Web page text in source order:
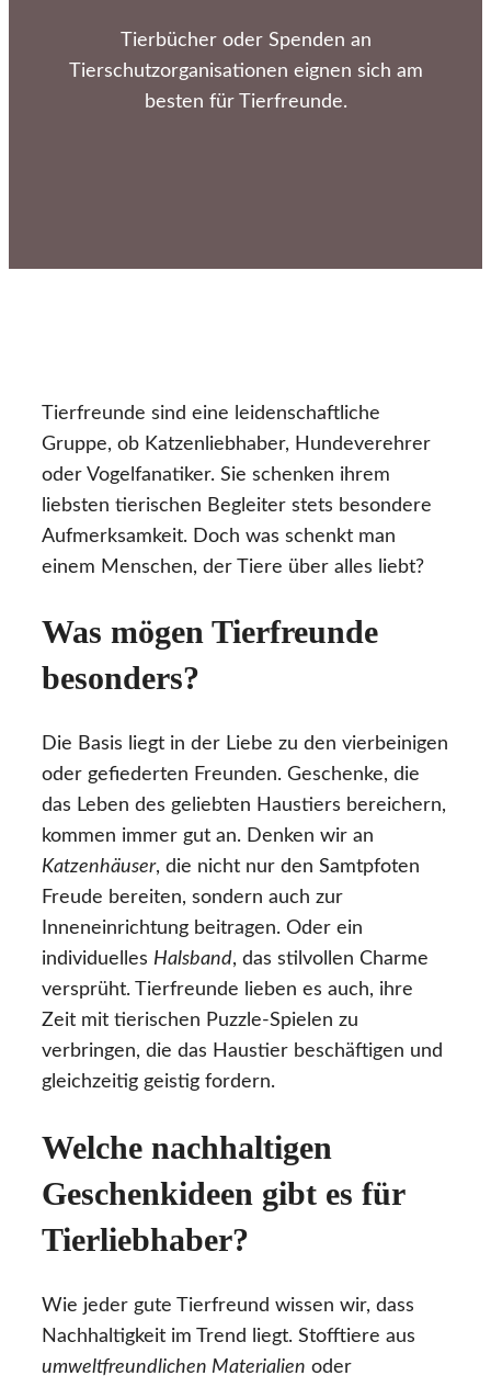
Tierbücher oder Spenden an
Tierschutzorganisationen eignen sich am
besten für Tierfreunde.
Tierfreunde sind eine leidenschaftliche
Gruppe, ob Katzenliebhaber, Hundeverehrer
oder Vogelfanatiker. Sie schenken ihrem
liebsten tierischen Begleiter stets besondere
Aufmerksamkeit. Doch was schenkt man
einem Menschen, der Tiere über alles liebt?
Was mögen Tierfreunde
besonders?
Die Basis liegt in der Liebe zu den vierbeinigen
oder gefiederten Freunden. Geschenke, die
das Leben des geliebten Haustiers bereichern,
kommen immer gut an. Denken wir an
Katzenhäuser, die nicht nur den Samtpfoten
Freude bereiten, sondern auch zur
Inneneinrichtung beitragen. Oder ein
individuelles Halsband, das stilvollen Charme
versprüht. Tierfreunde lieben es auch, ihre
Zeit mit tierischen Puzzle-Spielen zu
verbringen, die das Haustier beschäftigen und
gleichzeitig geistig fordern.
Welche nachhaltigen
Geschenkideen gibt es für
Tierliebhaber?
Wie jeder gute Tierfreund wissen wir, dass
Nachhaltigkeit im Trend liegt. Stofftiere aus
umweltfreundlichen Materialien oder